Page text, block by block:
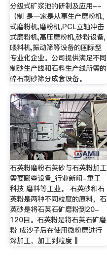
分级式矿浆池的研制及应用--
（制 是一家是从事生产磨粉机,
式磨粉机,磨粉机,PCL立轴冲击
式磨粉机,高压磨粉机,砂粉设备,
喂料机,振动筛等设备的国际型
专业化企业。公司提供满足不同
制砂生产线和石料生产线所需的
碎石制砂筛分成套设备。
石英粉磨粉石英砂与石英粉加工
需要哪些设备_行业新闻-重工
科技 磨料等工业。 石英砂和石
英粉是两种不同粒度的原料，石
英砂是将石英石矿磨粉到20-
120目。石英粉是将石英石矿磨
粉 成沙子后在使用微粉磨进行
深加工，加工到粒度 ||